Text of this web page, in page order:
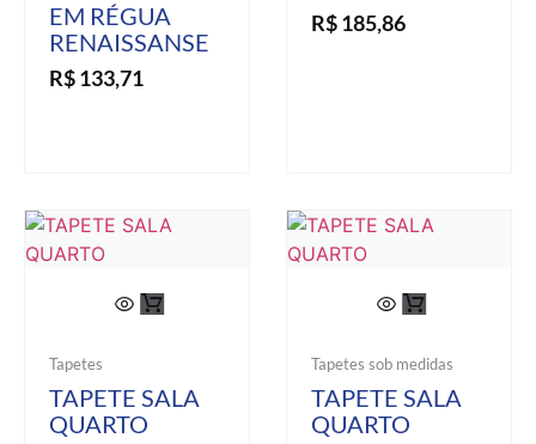
EM RÉGUA
RENAISSANSE
R$133,71
R$185,86
Tapetes
TAPETE SALA
QUARTO
Tapetes sob medidas
TAPETE SALA
QUARTO